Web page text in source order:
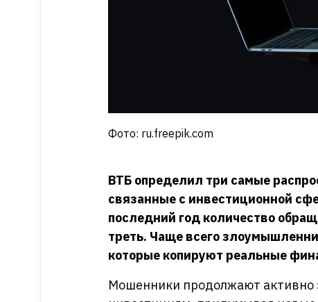
Фото: ru.freepik.com
ВТБ определил три самые
связанные с инвестиционной
последний год количество
треть. Чаще всего
которые копируют реальные
Мошенники продолжают активно